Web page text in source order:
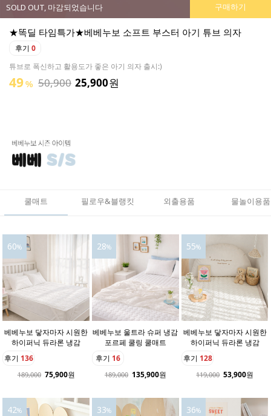
SOLD OUT, 마감되었습니다 구매하기
★똑딜 타임특가★베베누보 모달 솜베개 빨아쓰는 큰베개
후기 2
38 28,900 17,900 원
쿨매트 필로우&블랭킷 외출용품 물놀이용품
60%
베베누보 닿자마자 시원한
하이퍼닉 듀라론 냉감
후기 136
189,000 75,900원
28%
베베누보 울트라 슈퍼 냉감
포르페 쿨링 쿨매트
후기 16
189,000 135,900원
55%
베베누보 닿자마자 시원한
하이퍼닉 듀라론 냉감
후기 128
119,000 53,900원
42% 33% 36%